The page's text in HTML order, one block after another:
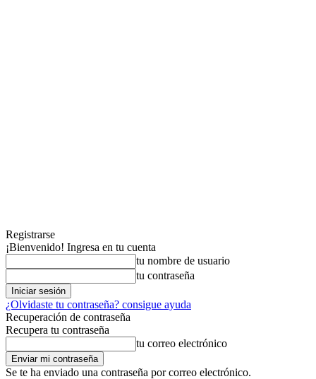
Registrarse
¡Bienvenido! Ingresa en tu cuenta
tu nombre de usuario
tu contraseña
¿Olvidaste tu contraseña? consigue ayuda
Recuperación de contraseña
Recupera tu contraseña
tu correo electrónico
Se te ha enviado una contraseña por correo electrónico.